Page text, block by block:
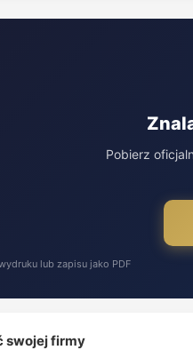
Pobierz
lub zapisu jako PDF
swojej firmy